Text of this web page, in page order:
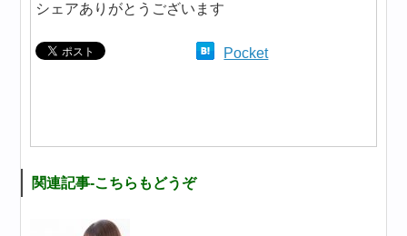
シェアありがとうございます
Pocket
関連記事-こちらもどうぞ